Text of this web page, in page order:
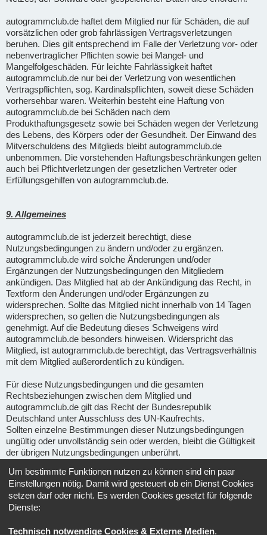
autogrammclub.de haftet dem Mitglied nur für Schäden, die auf
vorsätzlichen oder grob fahrlässigen Vertragsverletzungen
beruhen. Dies gilt entsprechend im Falle der Verletzung vor- oder
nebenvertraglicher Pflichten sowie bei Mangel- und
Mangelfolgeschäden. Für leichte Fahrlässigkeit haftet
autogrammclub.de nur bei der Verletzung von wesentlichen
Vertragspflichten, sog. Kardinalspflichten, soweit diese Schäden
vorhersehbar waren. Weiterhin besteht eine Haftung von
autogrammclub.de bei Schäden nach dem
Produkthaftungsgesetz sowie bei Schäden wegen der Verletzung
des Lebens, des Körpers oder der Gesundheit. Der Einwand des
Mitverschuldens des Mitglieds bleibt autogrammclub.de
unbenommen. Die vorstehenden Haftungsbeschränkungen gelten
auch bei Pflichtverletzungen der gesetzlichen Vertreter oder
Erfüllungsgehilfen von autogrammclub.de.
9. Allgemeines
autogrammclub.de ist jederzeit berechtigt, diese
Nutzungsbedingungen zu ändern und/oder zu ergänzen.
autogrammclub.de wird solche Änderungen und/oder
Ergänzungen der Nutzungsbedingungen den Mitgliedern
ankündigen. Das Mitglied hat ab der Ankündigung das Recht, in
Textform den Änderungen und/oder Ergänzungen zu
widersprechen. Sollte das Mitglied nicht innerhalb von 14 Tagen
widersprechen, so gelten die Nutzungsbedingungen als
genehmigt. Auf die Bedeutung dieses Schweigens wird
autogrammclub.de besonders hinweisen. Widerspricht das
Mitglied, ist autogrammclub.de berechtigt, das Vertragsverhältnis
mit dem Mitglied außerordentlich zu kündigen.
Für diese Nutzungsbedingungen und die gesamten
Rechtsbeziehungen zwischen dem Mitglied und
autogrammclub.de gilt das Recht der Bundesrepublik
Deutschland unter Ausschluss des UN-Kaufrechts.
Sollten einzelne Bestimmungen dieser Nutzungsbedingungen
ungültig oder unvollständig sein oder werden, bleibt die Gültigkeit
der übrigen Nutzungsbedingungen unberührt.
Gerichtsstand für alle im Zusammenhang mit Ape-fans
entstehenden Streitigkeiten ist, soweit gesetzlich zulässig, der
Sitz von Ape-fans.
sind in derDatenschutzerklärungenthalten.
Um bestimmte Funktionen nutzen zu können sind ein paar
Einstellungen nötig. Damit wird gesteuert ob ein Dienst Cookies
setzen darf oder nicht. Es werden Cookies gesetzt für folgende
Dienste:
Technisch notwendige Cookies & Externe Medien.